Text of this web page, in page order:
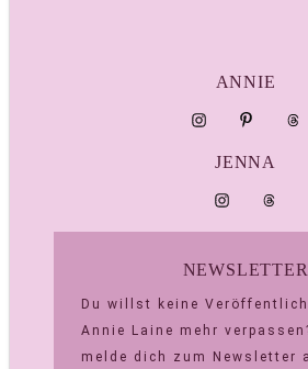
ANNIE
JENNA
NEWSLETTER
Du willst keine
Annie Laine mehr
melde dich zum Newsletter